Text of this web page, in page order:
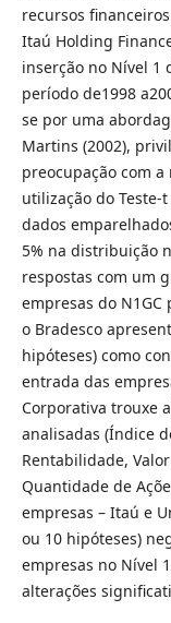
recursos
Itaú Holding
inserção no Nível 1
período de1998
se por uma
Martins (2002),
preocupação com
utilização do
dados
5% na distribuição
respostas com um
empresas do
o Bradesco
hipóteses) como
entrada das
Corporativa trouxe
analisadas (Índice
Rentabilidade,
Quantidade de
empresas – Itaú e
ou 10 hipóteses)
empresas no Nível
alterações